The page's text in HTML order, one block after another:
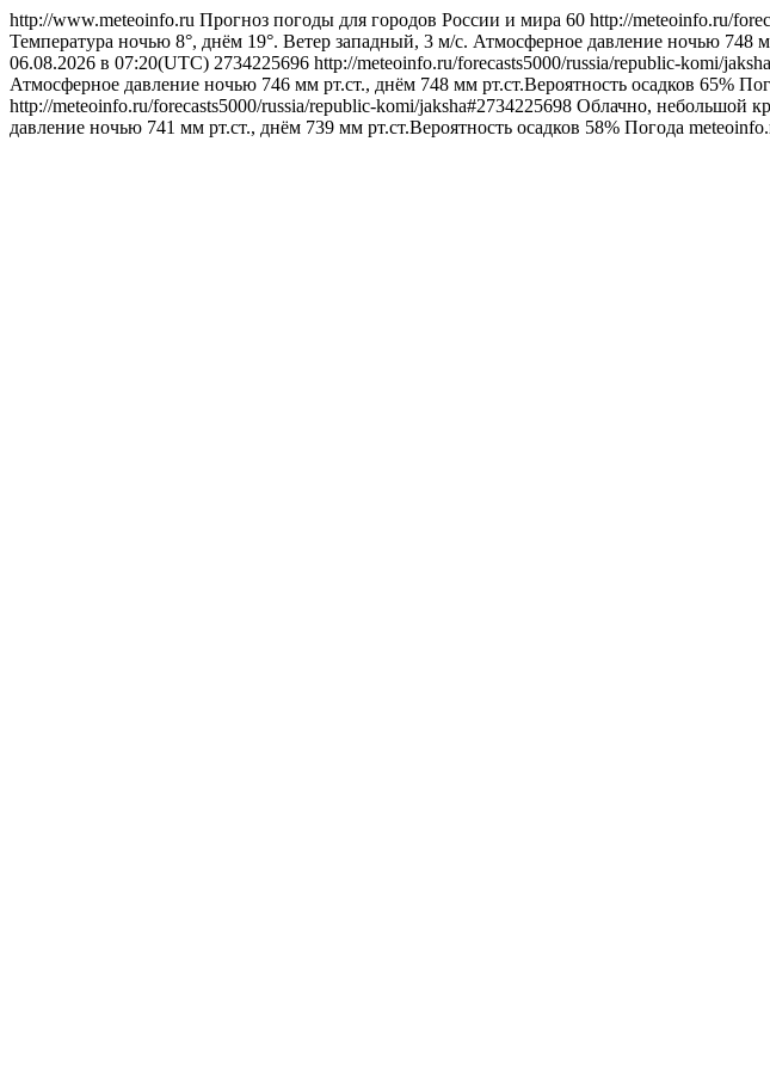
http://www.meteoinfo.ru Прогноз погоды для городов России и мира 60 http://meteoinfo.ru/
Температура ночью 8°, днём 19°. Ветер западный, 3 м/с. Атмосферное давление ночью 748
06.08.2026 в 07:20(UTC) 2734225696 http://meteoinfo.ru/forecasts5000/russia/republic-komi/
Атмосферное давление ночью 746 мм рт.ст., днём 748 мм рт.ст.Вероятность осадков 65%
http://meteoinfo.ru/forecasts5000/russia/republic-komi/jaksha#2734225698 Облачно, небольшой
давление ночью 741 мм рт.ст., днём 739 мм рт.ст.Вероятность осадков 58% Погода